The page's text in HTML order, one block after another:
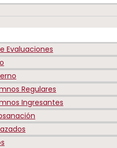
Evaluaciones
Regulares
Ingresantes